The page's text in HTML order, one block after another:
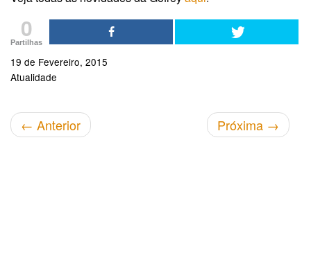
0
Partilhas
19 de Fevereiro, 2015
Atualidade
← Anterior Próxima →